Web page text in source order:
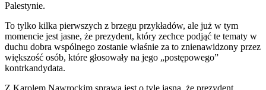
Palestynie.
To tylko kilka pierwszych z brzegu przykładów, ale już w tym
momencie jest jasne, że prezydent, który zechce podjąć te tematy w
duchu dobra wspólnego zostanie właśnie za to znienawidzony przez
większość osób, które głosowały na jego „postępowego”
kontrkandydata.
Z Karolem Nawrockim sprawa jest o tyle jasna, że prezydent